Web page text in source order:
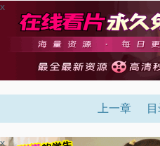
x
上一章
x